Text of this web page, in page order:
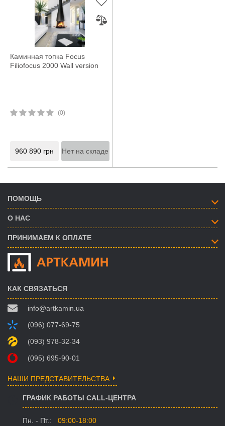
Каминная топка Focus
Filiofocus 2000 Wall version
(0)
960 890 грн Нет на складе
ПОМОЩЬ
О НАС
ПРИНИМАЕМ К ОПЛАТЕ
КАК СВЯЗАТЬСЯ
info@artkamin.ua
(096) 077-69-75
(093) 978-32-34
(095) 695-90-01
НАШИ ПРЕДСТАВИТЕЛЬСТВА
ГРАФИК РАБОТЫ CALL-ЦЕНТРА
Пн. - Пт.: 09:00-18:00